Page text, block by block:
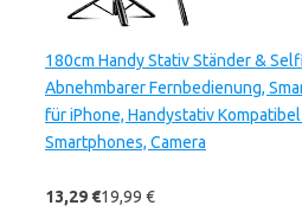
180cm Handy Stativ Ständer &
Abnehmbarer Fernbedienung,
für iPhone, Handystativ
Smartphones, Camera
13,29 €19,99 €